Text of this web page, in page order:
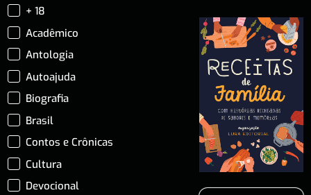
+ 18
Acadêmico
Antologia
Autoajuda
Biografia
Brasil
Contos e Crônicas
Cultura
Devocional